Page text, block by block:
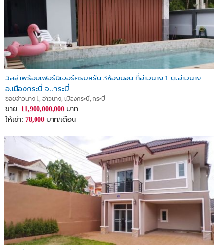
วิลล่าพร้อมเฟอร์นิเจอร์ครบครัน 3ห้องนอน ที่อ่าวนาง 1 ต.อ่าวนาง
อ.เมืองกระบี่ จ..กระบี่
ซอยอ่าวนาง 1, อ่าวนาง, เมืองกระบี่, กระบี่
ขาย: 11,900,000,000 บาท
ให้เช่า: 78,000 บาท/เดือน